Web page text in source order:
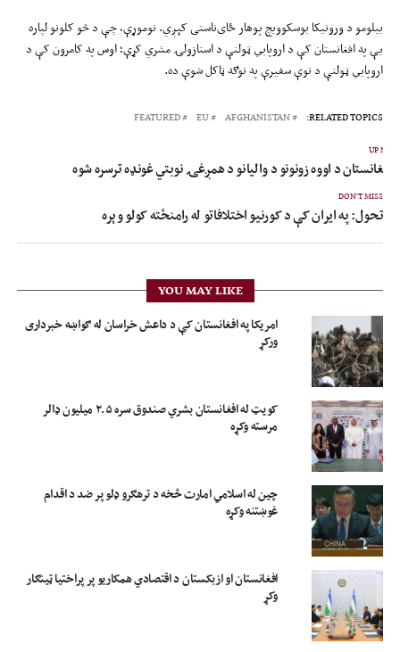
بیلومو د ورونیکا بوسکوویچ پوهار ځای‌ناستی کېږي. نوموړې، چې د څو کلونو لپاره
یې په افغانستان کې د اروپايي ټولنې د استازولۍ مشري کړې؛ اوس په کامرون کې د
اروپايي ټولنې د نوې سفیرې په توګه ټاکل شوې ده.
RELATED TOPICS:
AFGHANISTAN
EU
FEATURED
UP
افغانستان د اووه زونونو د واليانو د همږغۍ نوبتي غونډه ترسره شوه
DON'T MISS
تحول: په ایران کې د کورنیو اختلافاتو له رامنځته کولو وېره
YOU MAY LIKE
امریکا په افغانستان کې د داعش خراسان له ګواښه خبرداری
ورکړ
کویټ له افغانستان بشري صندوق سره ۲.۵ میلیون ډالر
مرسته وکړه
چین له اسلامي امارت څخه د ترهګرو ډلو پر ضد د اقدام
غوښتنه وکړه
افغانستان او ازبکستان د اقتصادي همکاریو پر پراختیا ټینګار
وکړ